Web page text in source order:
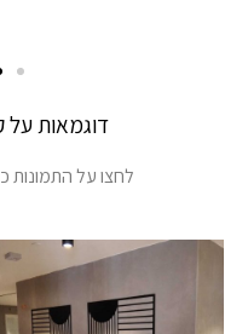
דוגמאות על
לחצו על התמונות